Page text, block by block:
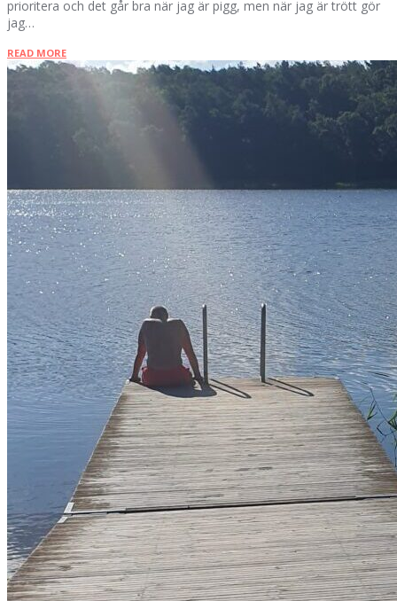
prioritera och det går bra när jag är pigg, men när jag är trött gör
jag…
READ MORE